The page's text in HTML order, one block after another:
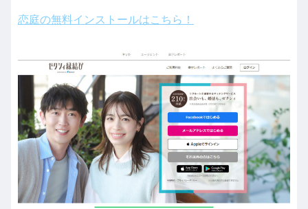
恋庭の無料インストールはこちら！